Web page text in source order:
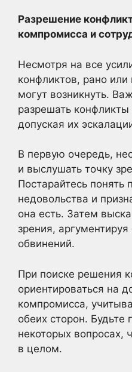
Разрешение
компромисса и
Несмотря на все
конфликтов, рано
могут возникнуть.
разрешать конфликты
допуская их
В первую очередь,
и выслушать точку
Постарайтесь понять
недовольства и
она есть. Затем
зрения,
обвинений.
При поиске решения
ориентироваться на
компромисса,
обеих сторон. Будьте
некоторых вопросах,
в целом.